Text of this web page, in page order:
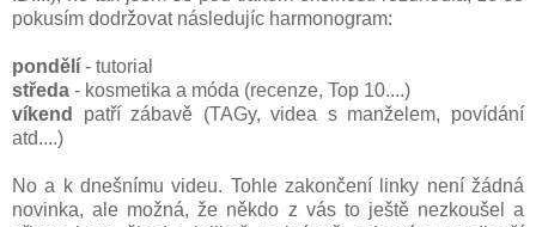
pokusím dodržovat následujíc harmonogram:
pondělí - tutorial
středa - kosmetika a móda (recenze, Top 10....)
víkend patří zábavě (TAGy, videa s manželem, povídání
atd....)
No a k dnešnímu videu. Tohle zakončení linky není žádná
novinka, ale možná, že někdo z vás to ještě nezkoušel a